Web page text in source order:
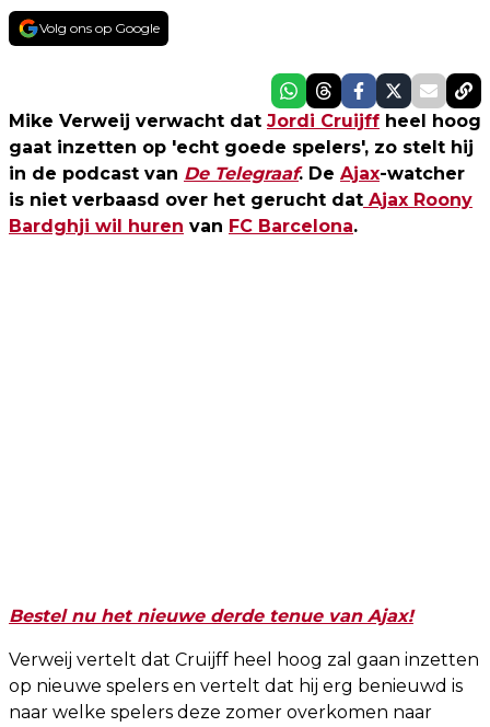
Volg ons op Google
Mike Verweij verwacht dat Jordi Cruijff heel hoog
gaat inzetten op 'echt goede spelers', zo stelt hij
in de podcast van De Telegraaf. De Ajax-watcher
is niet verbaasd over het gerucht dat Ajax Roony
Bardghji wil huren van FC Barcelona.
Bestel nu het nieuwe derde tenue van Ajax!
Verweij vertelt dat Cruijff heel hoog zal gaan inzetten
op nieuwe spelers en vertelt dat hij erg benieuwd is
naar welke spelers deze zomer overkomen naar